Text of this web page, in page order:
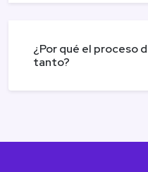
¿Por qué el proceso
tanto?